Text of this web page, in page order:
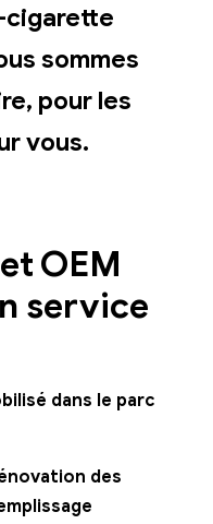
cigarette
sommes
pour les
vous.
OEM
service
dans le parc
des